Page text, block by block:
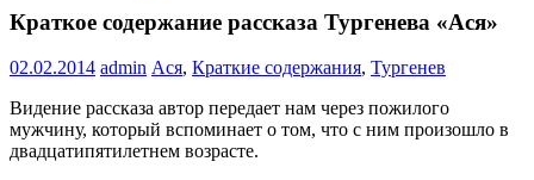
Краткое содержание рассказа Тургенева «Ася»
02.02.2014 admin Ася, Краткие содержания, Тургенев
Видение рассказа автор передает нам через пожилого
мужчину, который вспоминает о том, что с ним произошло в
двадцатипятилетнем возрасте.